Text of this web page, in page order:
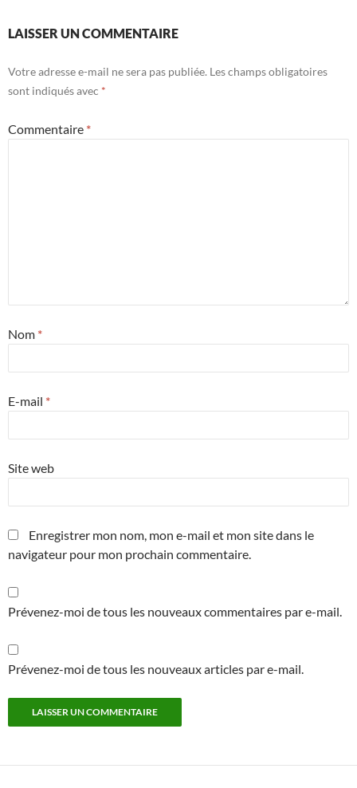
LAISSER UN COMMENTAIRE
Votre adresse e-mail ne sera pas publiée. Les champs obligatoires
sont indiqués avec *
Commentaire *
Nom *
E-mail *
Site web
Enregistrer mon nom, mon e-mail et mon site dans le
navigateur pour mon prochain commentaire.
Prévenez-moi de tous les nouveaux commentaires par e-mail.
Prévenez-moi de tous les nouveaux articles par e-mail.